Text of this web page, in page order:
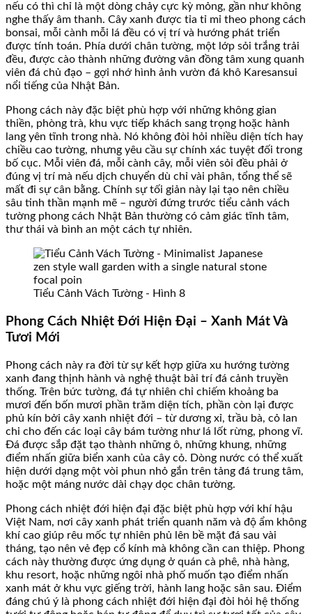
nếu có thì chỉ là một dòng chảy cực kỳ mỏng, gần như không
nghe thấy âm thanh. Cây xanh được tỉa tỉ mỉ theo phong cách
bonsai, mỗi cành mỗi lá đều có vị trí và hướng phát triển
được tính toán. Phía dưới chân tường, một lớp sỏi trắng trải
đều, được cào thành những đường vân đồng tâm xung quanh
viên đá chủ đạo – gợi nhớ hình ảnh vườn đá khô Karesansui
nổi tiếng của Nhật Bản.
Phong cách này đặc biệt phù hợp với những không gian
thiền, phòng trà, khu vực tiếp khách sang trọng hoặc hành
lang yên tĩnh trong nhà. Nó không đòi hỏi nhiều diện tích hay
chiều cao tường, nhưng yêu cầu sự chính xác tuyệt đối trong
bố cục. Mỗi viên đá, mỗi cành cây, mỗi viên sỏi đều phải ở
đúng vị trí mà nếu dịch chuyển dù chỉ vài phân, tổng thể sẽ
mất đi sự cân bằng. Chính sự tối giản này lại tạo nên chiều
sâu tinh thần mạnh mẽ – người đứng trước tiểu cảnh vách
tường phong cách Nhật Bản thường có cảm giác tĩnh tâm,
thư thái và bình an một cách tự nhiên.
Tiểu Cảnh Vách Tường - Hình 8
Phong Cách Nhiệt Đới Hiện Đại – Xanh Mát Và
Tươi Mới
Phong cách này ra đời từ sự kết hợp giữa xu hướng tường
xanh đang thịnh hành và nghệ thuật bài trí đá cảnh truyền
thống. Trên bức tường, đá tự nhiên chỉ chiếm khoảng ba
mươi đến bốn mươi phần trăm diện tích, phần còn lại được
phủ kín bởi cây xanh nhiệt đới – từ dương xỉ, trầu bà, cỏ lan
chi cho đến các loại cây bám tường như lá lốt rừng, phong vĩ.
Đá được sắp đặt tạo thành những ô, những khung, những
điểm nhấn giữa biển xanh của cây cỏ. Dòng nước có thể xuất
hiện dưới dạng một vòi phun nhỏ gắn trên tảng đá trung tâm,
hoặc một máng nước dài chạy dọc chân tường.
Phong cách nhiệt đới hiện đại đặc biệt phù hợp với khí hậu
Việt Nam, nơi cây xanh phát triển quanh năm và độ ẩm không
khí cao giúp rêu mốc tự nhiên phủ lên bề mặt đá sau vài
tháng, tạo nên vẻ đẹp cổ kính mà không cần can thiệp. Phong
cách này thường được ứng dụng ở quán cà phê, nhà hàng,
khu resort, hoặc những ngôi nhà phố muốn tạo điểm nhấn
xanh mát ở khu vực giếng trời, hành lang hoặc sân sau. Điểm
đáng chú ý là phong cách nhiệt đới hiện đại đòi hỏi hệ thống